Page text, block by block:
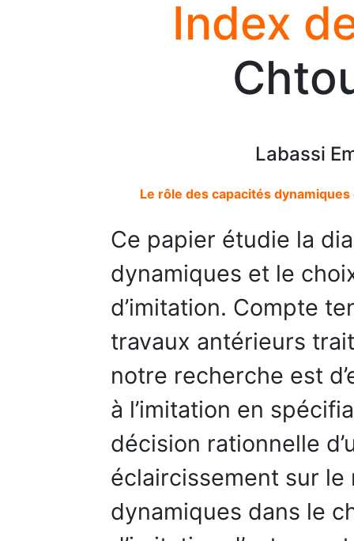
Index
Labassi
Le rôle des capacités
Ce papier étudie la
dynamiques et le
d’imitation. Compte
travaux antérieurs
notre recherche est
à l’imitation en
décision rationnelle
éclaircissement sur
dynamiques dans le